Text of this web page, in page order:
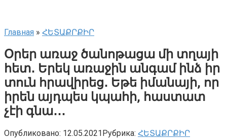
Главная » ՀԵՏԱՔՐՔԻՐ
Օրեր առաջ ծանոթացա մի տղայի
հետ․ Երեկ առաջին անգամ ինձ իր
տուն հրավիրեց․ Եթե իմանայի, որ
իրեն այդպես կպահի, հաստատ
չէի գնա․․․
Опубликовано: 12.05.2021Рубрика: ՀԵՏԱՔՐՔԻՐ